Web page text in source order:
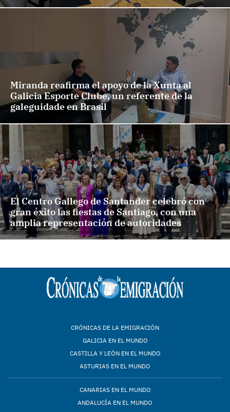
Miranda reafirma el apoyo de la Xunta al
Galicia Esporte Clube, un referente de la
galeguidade en Brasil
El Centro Gallego de Santander celebró con
gran éxito las fiestas de Santiago, con una
amplia representación de autoridades
CRÓNICAS DE LA EMIGRACIÓN
GALICIA EN EL MUNDO
CASTILLA Y LEÓN EN EL MUNDO
ASTURIAS EN EL MUNDO
CANARIAS EN EL MUNDO
ANDALUCÍA EN EL MUNDO